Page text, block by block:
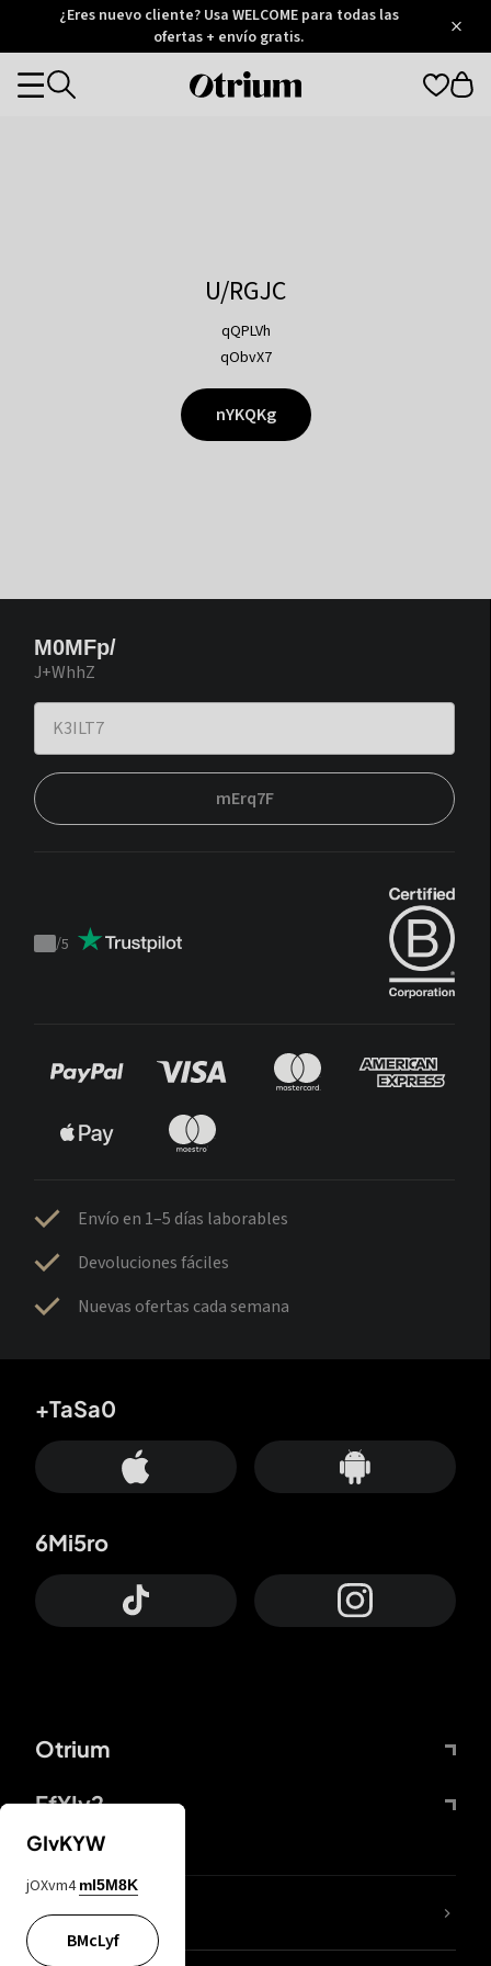
Otrium
Trustpilot
¿Eres nuevo cliente? Usa WELCOME para todas las
ofertas + envío gratis.
Otrium
Categories
U/RGJC
qQPLVh
qObvX7
nYKQKg
M0MFp/
J+WhhZ
mErq7F
Trustpilot
/5
Envío en 1–5 días laborables
Devoluciones fáciles
Nuevas ofertas cada semana
Otrium
FfYIy2
+TaSa0
6Mi5ro
65A04M
GIvKYW
jOXvm4 mI5M8K
BMcLyf